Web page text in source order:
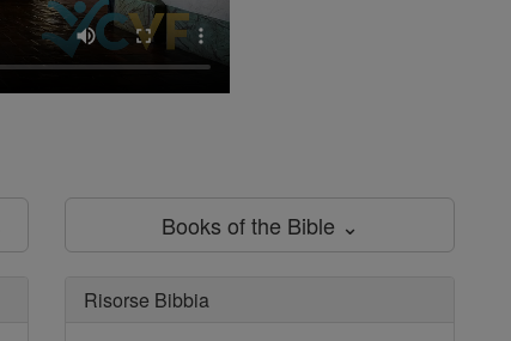
Books of the Bible ⌄
Risorse Bibbia